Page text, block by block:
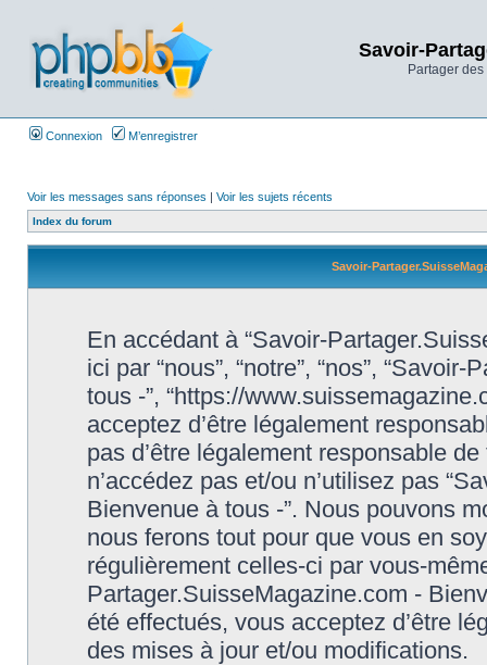
Savoir-
Partager
Connexion M’enregistrer
Voir les messages sans réponses | Voir les sujets récents
Index du forum
Savoir-
En accédant à “Savoir-
ici par “nous”, “notre”, “nos”,
tous -”, “https://
acceptez d’être légalement
pas d’être légalement responsable
n’accédez pas et/ou n’utilisez pas
Bienvenue à tous -”. Nous pouvons
nous ferons tout pour que vous en
régulièrement celles-ci par vous-
Partager.SuisseMagazine.com -
été effectués, vous acceptez d’être
des mises à jour et/ou modifications.